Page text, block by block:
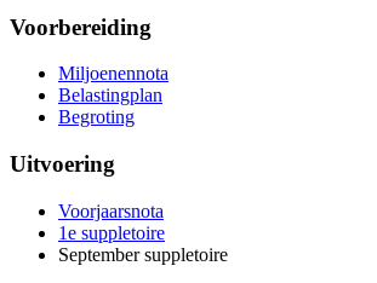
Voorbereiding
Miljoenennota
Belastingplan
Begroting
Uitvoering
Voorjaarsnota
1e suppletoire
September suppletoire